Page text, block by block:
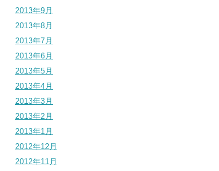
2013年9月
2013年8月
2013年7月
2013年6月
2013年5月
2013年4月
2013年3月
2013年2月
2013年1月
2012年12月
2012年11月